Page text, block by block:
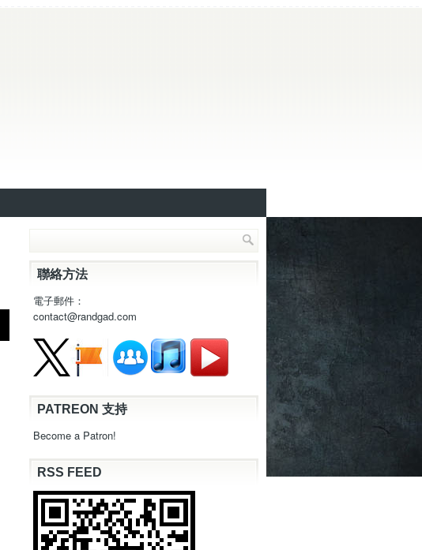
聯絡方法
電子郵件：
contact@randgad.com
PATREON 支持
Become a Patron!
RSS FEED